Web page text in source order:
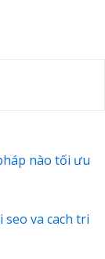
nào tối ưu
seo va cach tri